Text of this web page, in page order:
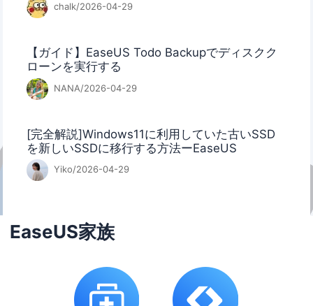
chalk/2026-04-29
【ガイド】EaseUS Todo Backupでディスクク
ローンを実行する
NANA/2026-04-29
[完全解説]Windows11に利用していた古いSSD
を新しいSSDに移行する方法ーEaseUS
Yiko/2026-04-29
EaseUS家族